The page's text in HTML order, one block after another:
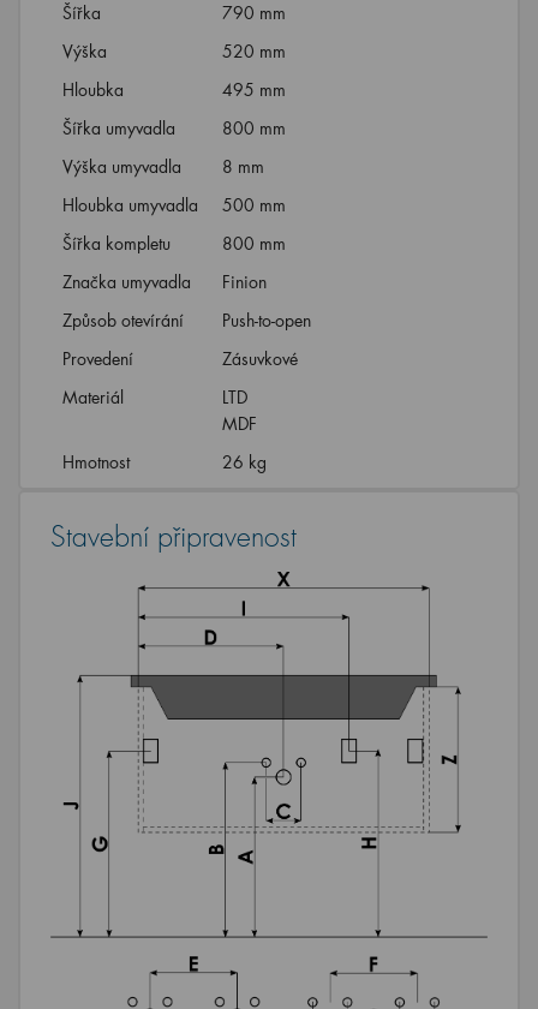
Šířka
790 mm
Výška
520 mm
Hloubka
495 mm
Šířka umyvadla
800 mm
Výška umyvadla
8 mm
Hloubka umyvadla
500 mm
Šířka kompletu
800 mm
Značka umyvadla
Finion
Způsob otevírání
Push-to-open
Provedení
Zásuvkové
Materiál
LTD
MDF
Hmotnost
26 kg
Stavební připravenost